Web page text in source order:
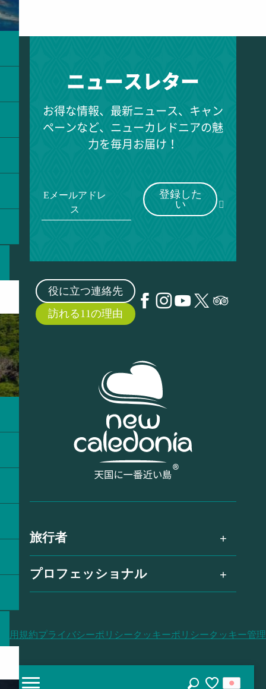
ニュースレター
お得な情報、最新ニュース、キャン
ペーンなど、ニューカレドニアの魅
力を毎月お届け！
Eメールアドレ
ス
登録した
い
役に立つ連絡先
訪れる11の理由
旅行者
プロフェッショナル
利用規約プライバシーポリシークッキーポリシークッキー管理